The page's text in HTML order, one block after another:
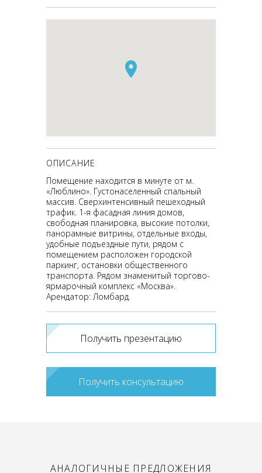
ОПИСАНИЕ
Помещение находится в минуте от м.
«Люблино». Густонаселенный спальный
массив. Сверхинтенсивный пешеходный
трафик. 1-я фасадная линия домов,
свободная планировка, высокие потолки,
панорамные витрины, отдельные входы,
удобные подъездные пути, рядом с
помещением расположен городской
паркинг, остановки общественного
транспорта. Рядом знаменитый торгово-
ярмарочный комплекс «Москва».
Арендатор: Ломбард.
Получить презентацию
Получить консультацию
АНАЛОГИЧНЫЕ ПРЕДЛОЖЕНИЯ